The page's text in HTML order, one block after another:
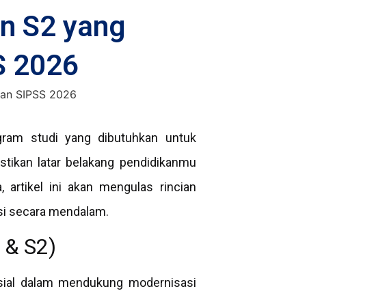
S2 yang
2026
studi yang dibutuhkan untuk
latar belakang pendidikanmu
artikel ini akan mengulas rincian
secara mendalam.
S2)
dalam mendukung modernisasi